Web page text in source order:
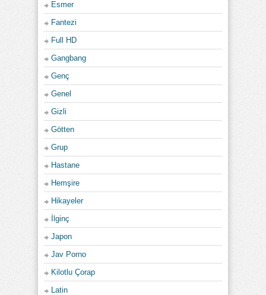
Esmer
Fantezi
Full HD
Gangbang
Genç
Genel
Gizli
Götten
Grup
Hastane
Hemşire
Hikayeler
İlginç
Japon
Jav Porno
Kilotlu Çorap
Latin